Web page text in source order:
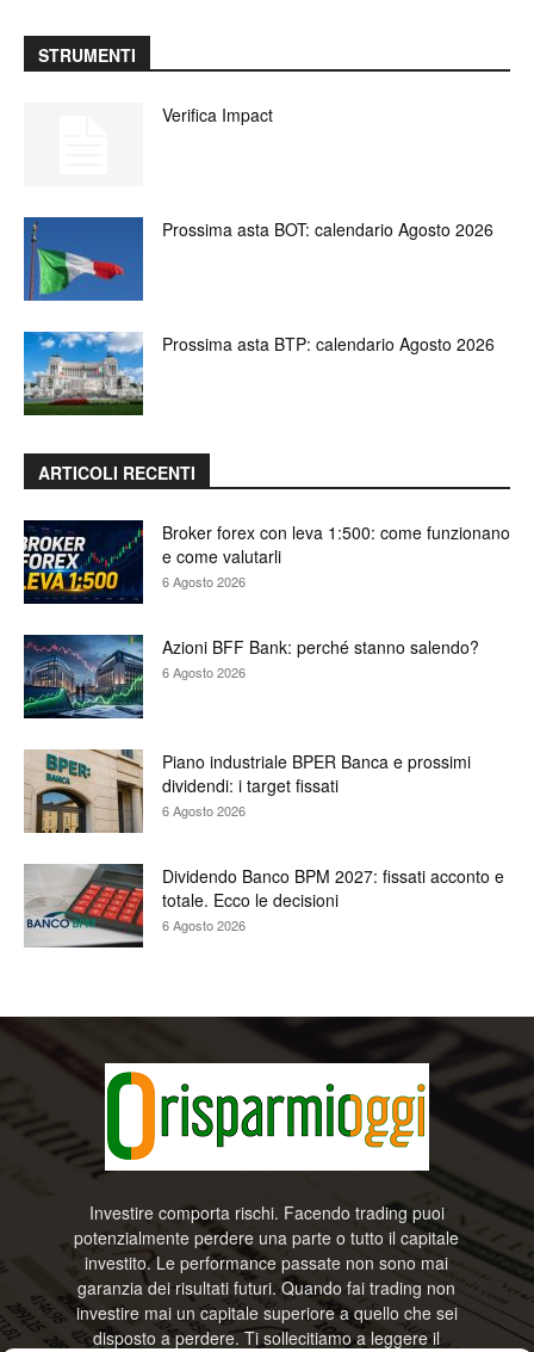
STRUMENTI
Verifica Impact
Prossima asta BOT: calendario Agosto 2026
Prossima asta BTP: calendario Agosto 2026
ARTICOLI RECENTI
Broker forex con leva 1:500: come funzionano
e come valutarli
6 Agosto 2026
Azioni BFF Bank: perché stanno salendo?
6 Agosto 2026
Piano industriale BPER Banca e prossimi
dividendi: i target fissati
6 Agosto 2026
Dividendo Banco BPM 2027: fissati acconto e
totale. Ecco le decisioni
6 Agosto 2026
Investire comporta rischi. Facendo trading puoi
potenzialmente perdere una parte o tutto il capitale
investito. Le performance passate non sono mai
garanzia dei risultati futuri. Quando fai trading non
investire mai un capitale superiore a quello che sei
disposto a perdere. Ti sollecitiamo a leggere il